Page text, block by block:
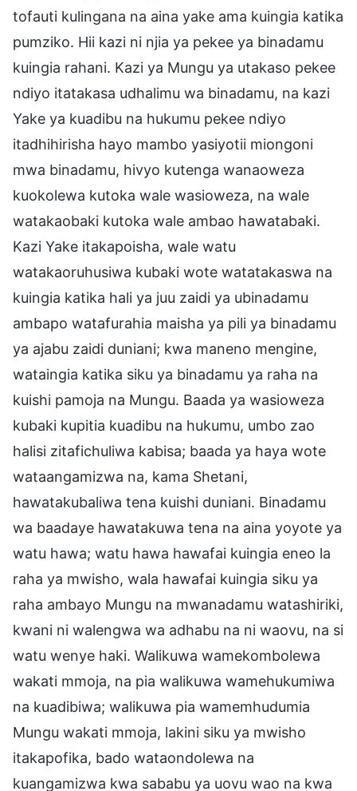
tofauti kulingana na aina yake ama kuingia katika
pumziko. Hii kazi ni njia ya pekee ya binadamu
kuingia rahani. Kazi ya Mungu ya utakaso pekee
ndiyo itatakasa udhalimu wa binadamu, na kazi
Yake ya kuadibu na hukumu pekee ndiyo
itadhihirisha hayo mambo yasiyotii miongoni
mwa binadamu, hivyo kutenga wanaoweza
kuokolewa kutoka wale wasioweza, na wale
watakaobaki kutoka wale ambao hawatabaki.
Kazi Yake itakapoisha, wale watu
watakaoruhusiwa kubaki wote watatakaswa na
kuingia katika hali ya juu zaidi ya ubinadamu
ambapo watafurahia maisha ya pili ya binadamu
ya ajabu zaidi duniani; kwa maneno mengine,
wataingia katika siku ya binadamu ya raha na
kuishi pamoja na Mungu. Baada ya wasioweza
kubaki kupitia kuadibu na hukumu, umbo zao
halisi zitafichuliwa kabisa; baada ya haya wote
wataangamizwa na, kama Shetani,
hawatakubaliwa tena kuishi duniani. Binadamu
wa baadaye hawatakuwa tena na aina yoyote ya
watu hawa; watu hawa hawafai kuingia eneo la
raha ya mwisho, wala hawafai kuingia siku ya
raha ambayo Mungu na mwanadamu watashiriki,
kwani ni walengwa wa adhabu na ni waovu, na si
watu wenye haki. Walikuwa wamekombolewa
wakati mmoja, na pia walikuwa wamehukumiwa
na kuadibiwa; walikuwa pia wamemhudumia
Mungu wakati mmoja, lakini siku ya mwisho
itakapofika, bado wataondolewa na
kuangamizwa kwa sababu ya uovu wao na kwa